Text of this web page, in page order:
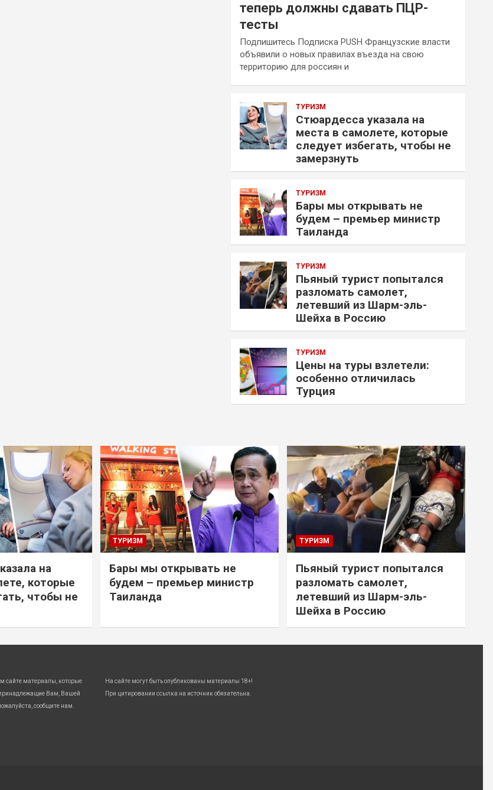
теперь должны сдавать ПЦР-
тесты
Подпишитесь Подписка PUSH Французские власти
объявили о новых правилах въезда на свою
территорию для россиян и
ТУРИЗМ
Стюардесса указала на
места в самолете, которые
следует избегать, чтобы не
замерзнуть
ТУРИЗМ
Бары мы открывать не
будем – премьер министр
Таиланда
ТУРИЗМ
Пьяный турист попытался
разломать самолет,
летевший из Шарм-эль-
Шейха в Россию
ТУРИЗМ
Цены на туры взлетели:
особенно отличилась
Турция
на
которые
чтобы не
ТУРИЗМ
Бары мы открывать не
будем – премьер министр
Таиланда
ТУРИЗМ
Пьяный турист попытался
разломать самолет,
летевший из Шарм-эль-
Шейха в Россию
сайте материалы, которые
Вам, Вашей
сообщите нам.
На сайте могут быть опубликованы материалы 18+!
При цитировании ссылка на источник обязательна.